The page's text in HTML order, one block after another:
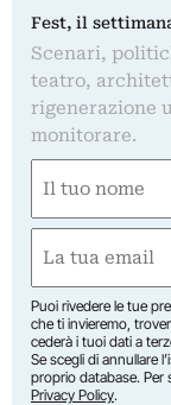
Fest, il
Scenari,
teatro,
rigenerazione
monitorare.
(Required)
First
(Required)
Puoi rivedere le tue
che ti invieremo,
cederà i tuoi dati a
Se scegli di annullare
proprio database. Per
Privacy Policy.